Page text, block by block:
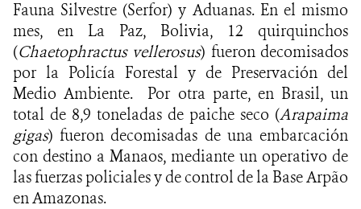
Fauna Silvestre (Serfor) y Aduanas. En el mismo
mes, en La Paz, Bolivia, 12 quirquinchos
(Chaetophractus vellerosus) fueron decomisados
por la Policía Forestal y de Preservación del
Medio Ambiente. Por otra parte, en Brasil, un
total de 8,9 toneladas de paiche seco (Arapaima
gigas) fueron decomisadas de una embarcación
con destino a Manaos, mediante un operativo de
las fuerzas policiales y de control de la Base Arpão
en Amazonas.